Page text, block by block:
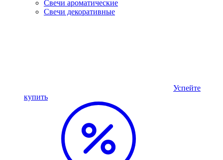
Свечи ароматические
Свечи декоративные
Успейте
купить